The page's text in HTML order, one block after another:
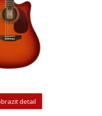
detail